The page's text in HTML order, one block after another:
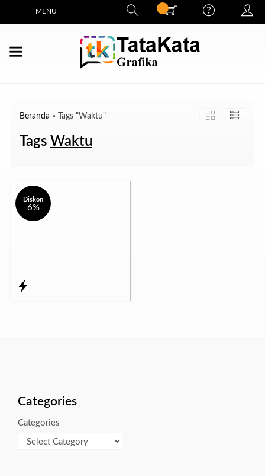
MENU
Beranda » Tags "Waktu"
Tags Waktu
Diskon
6%
Categories
Categories